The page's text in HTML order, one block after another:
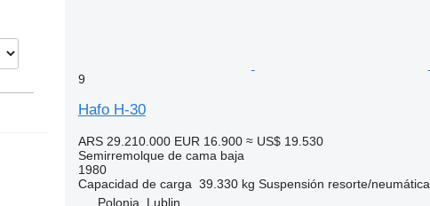
9
Hafo H-30
ARS 29.210.000 EUR 16.900 ≈ US$ 19.530
Semirremolque de cama baja
1980
Capacidad de carga 39.330 kg Suspensión resorte/neumática
Polonia, Lublin